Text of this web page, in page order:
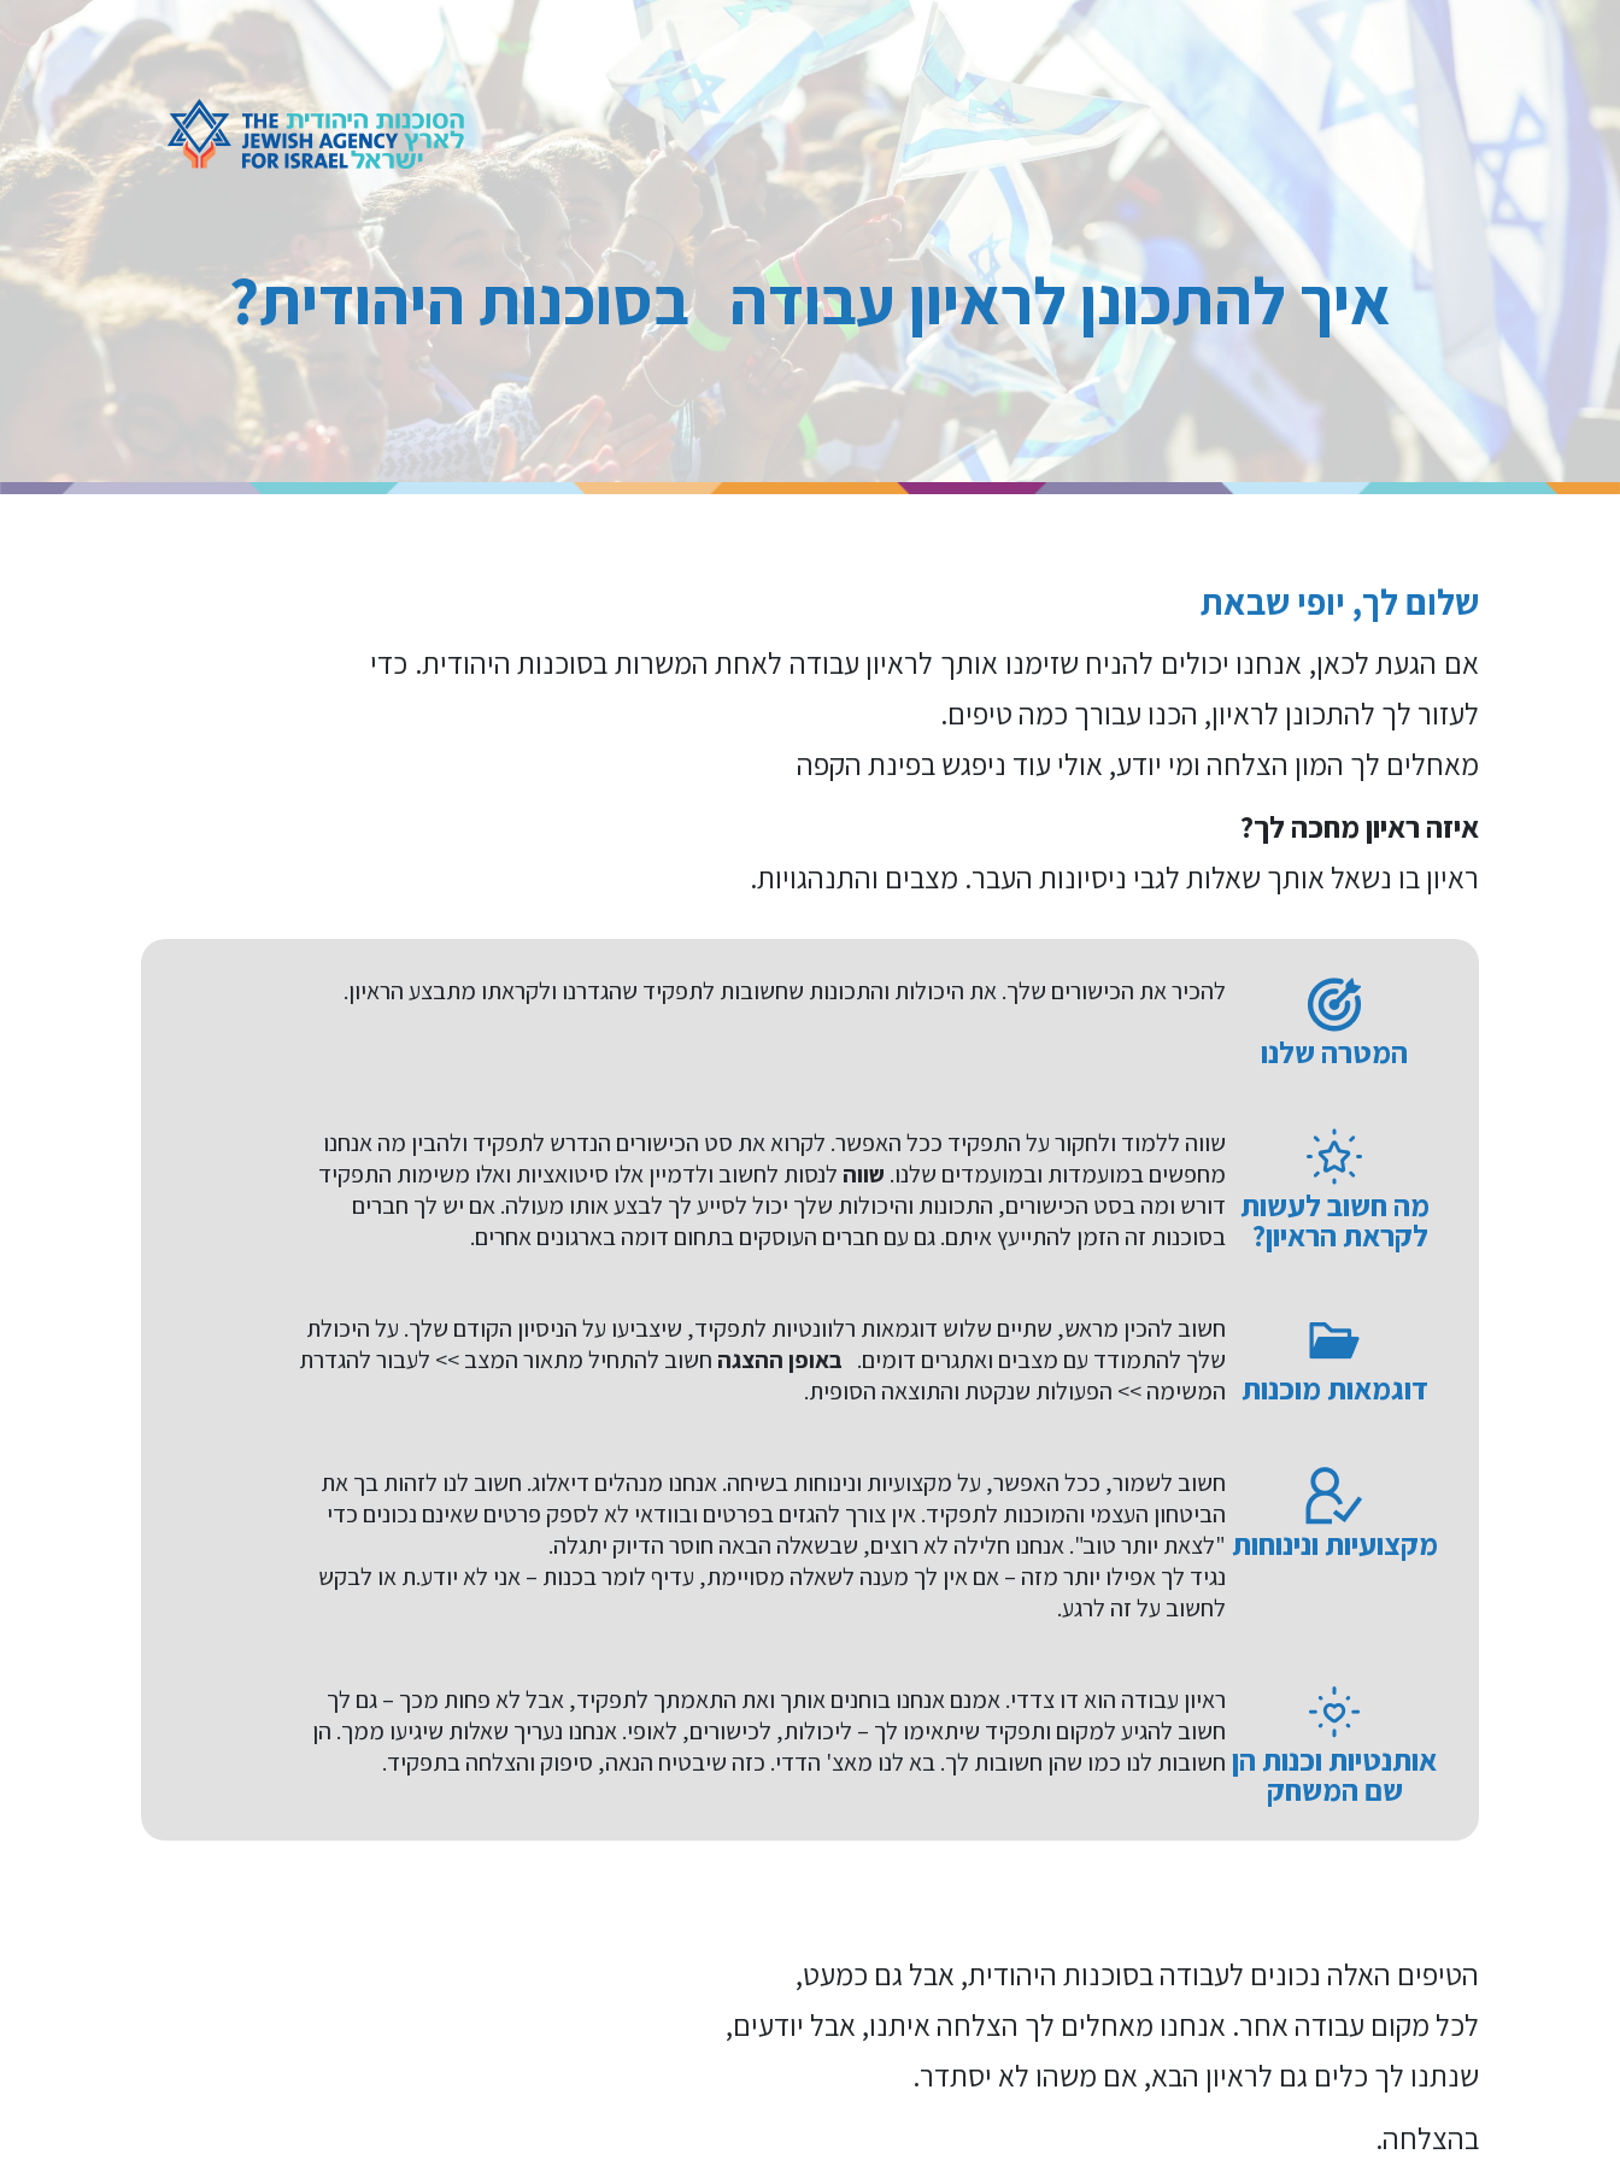
איך להתכונן לראיון עבודה בסוכנות היהודית?
שלום לך, יופי שבאת
אם הגעת לכאן, אנחנו יכולים להניח שזימנו אותך לראיון עבודה לאחת המשרות בסוכנות היהודית. כדי
לעזור לך להתכונן לראיון, הכנו עבורך כמה טיפים.
מאחלים לך המון הצלחה ומי יודע, אולי עוד ניפגש בפינת הקפה
איזה ראיון מחכה לך?
ראיון בו נשאל אותך שאלות לגבי ניסיונות העבר. מצבים והתנהגויות.
המטרה שלנו
להכיר את הכישורים שלך. את היכולות והתכונות שחשובות לתפקיד שהגדרנו ולקראתו מתבצע הראיון.
מה חשוב לעשות
לקראת הראיון?
שווה ללמוד ולחקור על התפקיד ככל האפשר. לקרוא את סט הכישורים הנדרש לתפקיד ולהבין מה אנחנו
מחפשים במועמדות ובמועמדים שלנו. שווה לנסות לחשוב ולדמיין אלו סיטואציות ואלו משימות התפקיד
דורש ומה בסט הכישורים, התכונות והיכולות שלך יכול לסייע לך לבצע אותו מעולה. אם יש לך חברים
בסוכנות זה הזמן להתייעץ איתם. גם עם חברים העוסקים בתחום דומה בארגונים אחרים.
דוגמאות מוכנות
חשוב להכין מראש, שתיים שלוש דוגמאות רלוונטיות לתפקיד, שיצביעו על הניסיון הקודם שלך. על היכולת
שלך להתמודד עם מצבים ואתגרים דומים. באופן ההצגה חשוב להתחיל מתאור המצב >> לעבור להגדרת
המשימה >> הפעולות שנקטת והתוצאה הסופית.
מקצועיות ונינוחות
חשוב לשמור, ככל האפשר, על מקצועיות ונינוחות בשיחה. אנחנו מנהלים דיאלוג. חשוב לנו לזהות בך את
הביטחון העצמי והמוכנות לתפקיד. אין צורך להגזים בפרטים ובוודאי לא לספק פרטים שאינם נכונים כדי
"לצאת יותר טוב". אנחנו חלילה לא רוצים, שבשאלה הבאה חוסר הדיוק יתגלה.
נגיד לך אפילו יותר מזה – אם אין לך מענה לשאלה מסויימת, עדיף לומר בכנות – אני לא יודע.ת או לבקש
לחשוב על זה לרגע.
אותנטיות וכנות הן
שם המשחק
ראיון עבודה הוא דו צדדי. אמנם אנחנו בוחנים אותך ואת התאמתך לתפקיד, אבל לא פחות מכך – גם לך
חשוב להגיע למקום ותפקיד שיתאימו לך – ליכולות, לכישורים, לאופי. אנחנו נעריך שאלות שיגיעו ממך. הן
חשובות לנו כמו שהן חשובות לך. בא לנו מאצ' הדדי. כזה שיבטיח הנאה, סיפוק והצלחה בתפקיד.
הטיפים האלה נכונים לעבודה בסוכנות היהודית, אבל גם כמעט,
לכל מקום עבודה אחר. אנחנו מאחלים לך הצלחה איתנו, אבל יודעים,
שנתנו לך כלים גם לראיון הבא, אם משהו לא יסתדר.
בהצלחה.